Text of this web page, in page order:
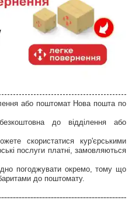
або поштомат Нова пошта по
до відділення або
скористатися кур'єрськими
послуги платні, замовляються
погоджувати окремо, тому що
до поштомату.